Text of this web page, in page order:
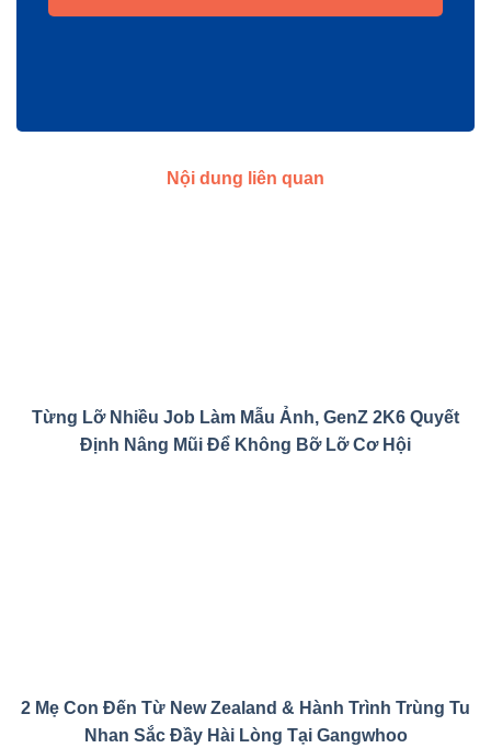
Nội dung liên quan
Từng Lỡ Nhiều Job Làm Mẫu Ảnh, GenZ 2K6 Quyết
Định Nâng Mũi Để Không Bỡ Lỡ Cơ Hội
2 Mẹ Con Đến Từ New Zealand & Hành Trình Trùng Tu
Nhan Sắc Đầy Hài Lòng Tại Gangwhoo